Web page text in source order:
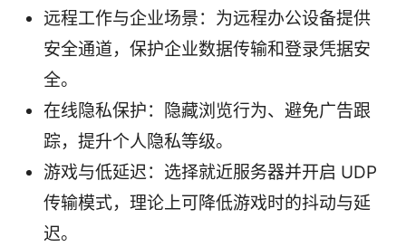
远程工作与企业场景：为远程办公设备提供
安全通道，保护企业数据传输和登录凭据安
全。
在线隐私保护：隐藏浏览行为、避免广告跟
踪，提升个人隐私等级。
游戏与低延迟：选择就近服务器并开启 UDP
传输模式，理论上可降低游戏时的抖动与延
迟。